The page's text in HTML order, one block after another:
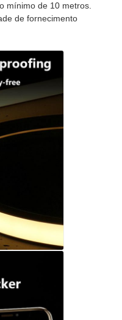
mínimo de 10 metros.
de fornecimento